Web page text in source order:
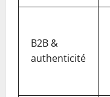
B2B &
authenticité